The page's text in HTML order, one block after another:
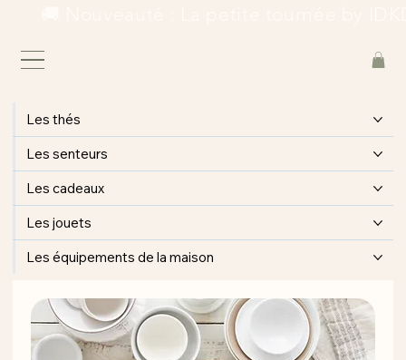
Les thés
Les senteurs
Les cadeaux
Les jouets
Les équipements de la maison